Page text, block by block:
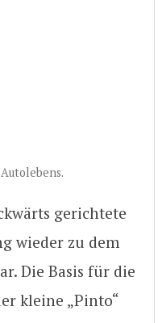
gerichtete
wieder zu dem
Die Basis für die
kleine „Pinto“